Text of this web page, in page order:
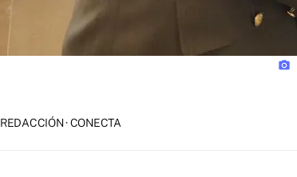
photo_camera
REDACCIÓN · CONECTA